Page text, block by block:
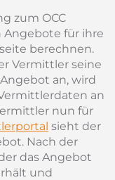
zum OCC
für ihre
berechnen.
Vermittler seine
an, wird
an
nun für
sieht der
Nach der
das Angebot
und